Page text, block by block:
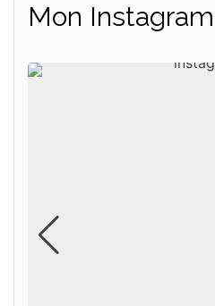
Mon Instagram